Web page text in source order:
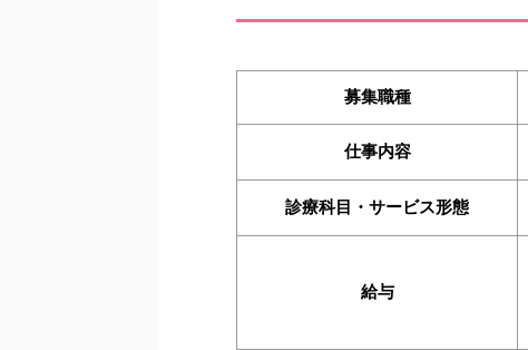
募集職種
仕事内容
診療科目・サービス形態
給与